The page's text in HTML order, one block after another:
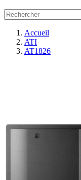
Accueil
ATI
AT1826